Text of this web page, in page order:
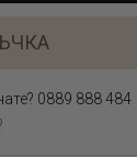
0889 888 484